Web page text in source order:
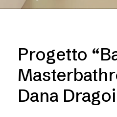
Progetto
Dana